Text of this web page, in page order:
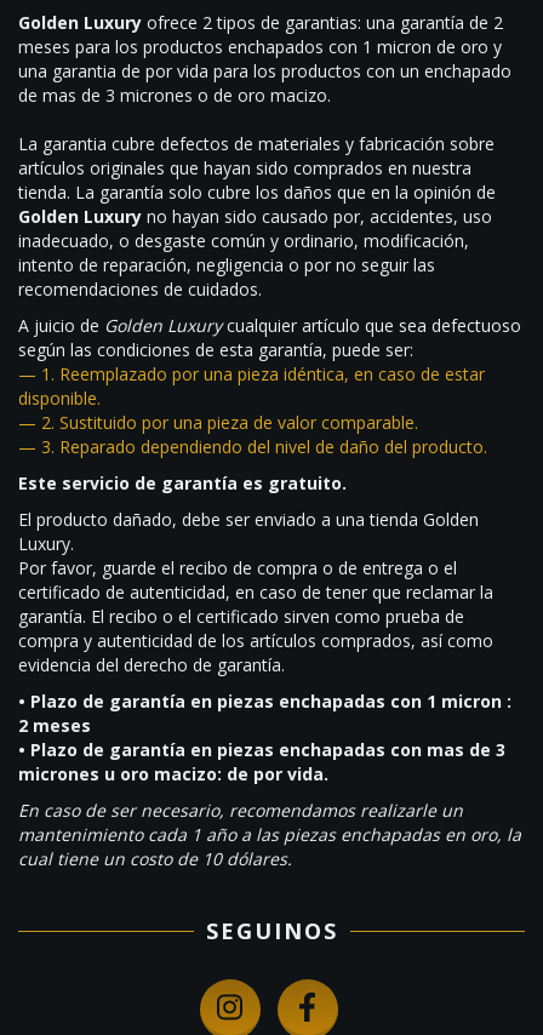
Golden Luxury ofrece 2 tipos de garantias: una garantía de 2
meses para los productos enchapados con 1 micron de oro y
una garantia de por vida para los productos con un enchapado
de mas de 3 micrones o de oro macizo.
La garantia cubre defectos de materiales y fabricación sobre
artículos originales que hayan sido comprados en nuestra
tienda. La garantía solo cubre los daños que en la opinión de
Golden Luxury no hayan sido causado por, accidentes, uso
inadecuado, o desgaste común y ordinario, modificación,
intento de reparación, negligencia o por no seguir las
recomendaciones de cuidados.
A juicio de Golden Luxurycualquier artículo que sea defectuoso
según las condiciones de esta garantía, puede ser:
— 1. Reemplazado por una pieza idéntica, en caso de estar
disponible.
— 2. Sustituido por una pieza de valor comparable.
— 3. Reparado dependiendo del nivel de daño del producto.
Este servicio de garantía es gratuito.
El producto dañado, debe ser enviado a una tienda Golden
Luxury.
Por favor, guarde el recibo de compra o de entrega o el
certificado de autenticidad, en caso de tener que reclamar la
garantía. El recibo o el certificado sirven como prueba de
compra y autenticidad de los artículos comprados, así como
evidencia del derecho de garantía.
• Plazo de garantía en piezas enchapadas con 1 micron :
2 meses
• Plazo de garantía en piezas enchapadas con mas de 3
micrones u oro macizo: de por vida.
En caso de ser necesario, recomendamos realizarle un
mantenimiento cada 1 año a las piezas enchapadas en oro, la
cual tiene un costo de 10 dólares.
SEGUINOS